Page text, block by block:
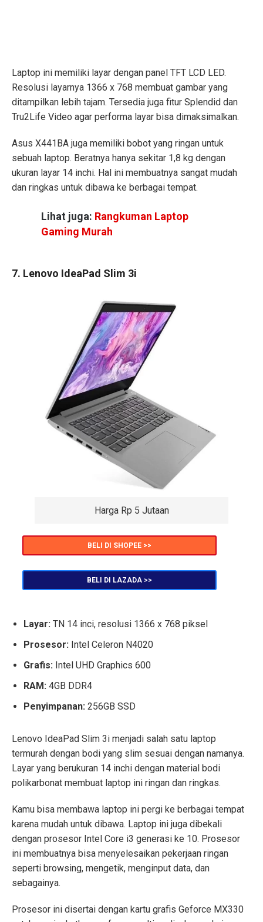
Laptop ini memiliki layar dengan panel TFT LCD LED.
Resolusi layarnya 1366 x 768 membuat gambar yang
ditampilkan lebih tajam. Tersedia juga fitur Splendid dan
Tru2Life Video agar performa layar bisa dimaksimalkan.
Asus X441BA juga memiliki bobot yang ringan untuk
sebuah laptop. Beratnya hanya sekitar 1,8 kg dengan
ukuran layar 14 inchi. Hal ini membuatnya sangat mudah
dan ringkas untuk dibawa ke berbagai tempat.
Lihat juga: Rangkuman Laptop
Gaming Murah
7. Lenovo IdeaPad Slim 3i
Harga Rp 5 Jutaan
BELI DI SHOPEE >>
BELI DI LAZADA >>
Layar: TN 14 inci, resolusi 1366 x 768 piksel
Prosesor: Intel Celeron N4020
Grafis: Intel UHD Graphics 600
RAM: 4GB DDR4
Penyimpanan: 256GB SSD
Lenovo IdeaPad Slim 3i menjadi salah satu laptop
termurah dengan bodi yang slim sesuai dengan namanya.
Layar yang berukuran 14 inchi dengan material bodi
polikarbonat membuat laptop ini ringan dan ringkas.
Kamu bisa membawa laptop ini pergi ke berbagai tempat
karena mudah untuk dibawa. Laptop ini juga dibekali
dengan prosesor Intel Core i3 generasi ke 10. Prosesor
ini membuatnya bisa menyelesaikan pekerjaan ringan
seperti browsing, mengetik, menginput data, dan
sebagainya.
Prosesor ini disertai dengan kartu grafis Geforce MX330